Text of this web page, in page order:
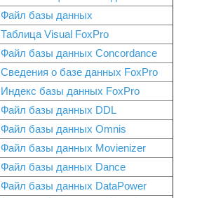
Файл базы данных
Таблица Visual FoxPro
Файл базы данных Concordance
Сведения о базе данных FoxPro
Индекс базы данных FoxPro
Файл базы данных DDL
Файл базы данных Omnis
Файл базы данных Movienizer
Файл базы данных Dance
Файл базы данных DataPower